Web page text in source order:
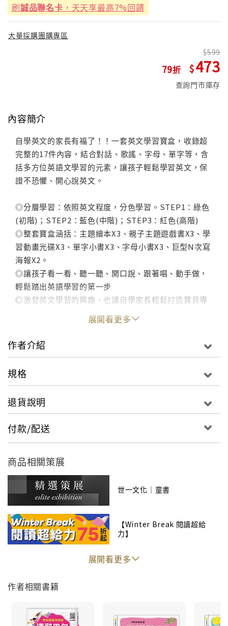
刷誠品聯名卡 ，天天享最高7%回饋
大量採購團購專區
79
599
473
查詢門市庫存
內容簡介
自學英文的家長有福了！！一套英文學習寶盒，收錄超
完整的17件內容，結合對話、歌謠、字母、單字等，含
括多方位英語文學習的元素，讓孩子輕鬆學習英文，保
證不恐懼、開心說英文。
◎分層學習：依照英文程度，分色學習。STEP1：綠色
(初階)；STEP2：藍色(中階)；STEP3：紅色(高階)
◎整套寶盒涵括：主題繪本X3、親子主題遊戲書X3、學
習動畫光碟X3、單字小書X3、字母小書X3、巨型N次寫
海報X2。
◎讓孩子看一看、聽一聽、開口說、跟著唱、動手做，
輕鬆踏出英語學習的第一步
◎激發英文學習的興趣，也讓自學家長輕鬆打造寶貝專
●內容物：英文學習書x12本、發音教學光碟x3片、巨型
N次寫海報x2張
小書及單字小書
想像力，引導開發創造力
攜帶，學習不斷電
●單字小書：可配合繪本或字母書複習亦可化身隨身小閃
卡，裝訂成冊不怕四處散落
●巨型N次寫海報，大小寫字母書寫比例一目了然，實物
圖片讓認知更明確
展開看更多
作者介紹
規格
退貨說明
付款/配送
商品相關策展
世一文化｜童書
【Winter Break 閱讀超給
力】
展開看更多
作者相關書籍